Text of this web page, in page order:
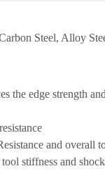
Steel, Alloy
the edge strength
and overall
stiffness and